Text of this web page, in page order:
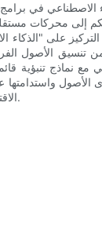
الاصطناعي في
إلى محركات
على "الذكاء
تنسيق الأصول
مع نماذج تنبؤية
الأصول
الاقتصادي وشبكات الطاقة المتطورة.